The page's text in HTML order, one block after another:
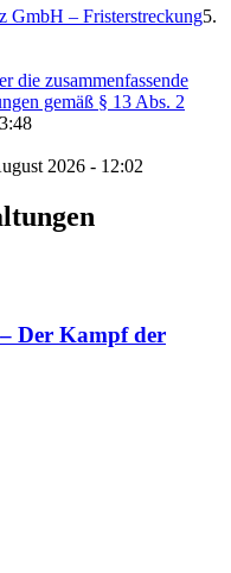
GmbH – Fristerstreckung5.
die zusammenfassende
gemäß § 13 Abs. 2
2026 - 12:02
Der Kampf der